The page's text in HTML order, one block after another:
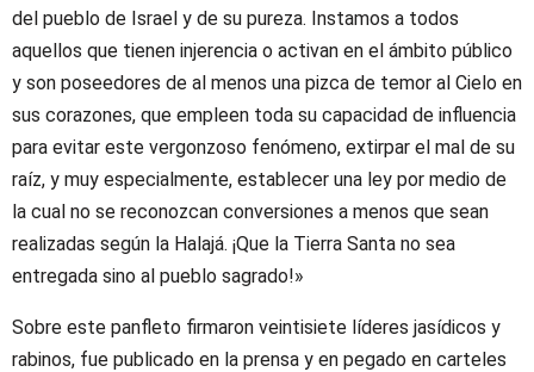
del pueblo de Israel y de su pureza. Instamos a todos
aquellos que tienen injerencia o activan en el ámbito público
y son poseedores de al menos una pizca de temor al Cielo en
sus corazones, que empleen toda su capacidad de influencia
para evitar este vergonzoso fenómeno, extirpar el mal de su
raíz, y muy especialmente, establecer una ley por medio de
la cual no se reconozcan conversiones a menos que sean
realizadas según la Halajá. ¡Que la Tierra Santa no sea
entregada sino al pueblo sagrado!»
Sobre este panfleto firmaron veintisiete líderes jasídicos y
rabinos, fue publicado en la prensa y en pegado en carteles